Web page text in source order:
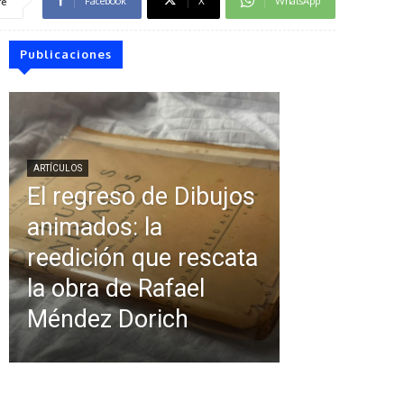
Publicaciones
ARTÍCULOS
El regreso de Dibujos
animados: la
reedición que rescata
la obra de Rafael
Méndez Dorich